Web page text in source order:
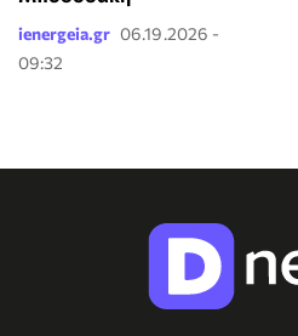
ienergeia.gr 06.19.2026 -
09:32